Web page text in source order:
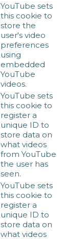
YouTube sets
this cookie to
store the
user's video
preferences
using
embedded
YouTube
videos.
YouTube sets
this cookie to
register a
unique ID to
store data on
what videos
from YouTube
the user has
seen.
YouTube sets
this cookie to
register a
unique ID to
store data on
what videos